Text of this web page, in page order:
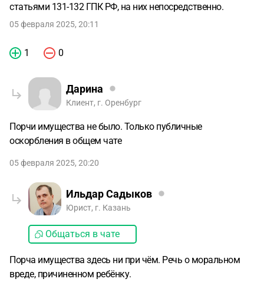
статьями 131-132 ГПК РФ, на них непосредственно.
05 февраля 2025, 20:11
1 0
Дарина
Клиент, г. Оренбург
Порчи имущества не было. Только публичные
оскорбления в общем чате
05 февраля 2025, 20:20
Ильдар Садыков
Юрист, г. Казань
Общаться в чате
Порча имущества здесь ни при чём. Речь о моральном
вреде, причиненном ребёнку.